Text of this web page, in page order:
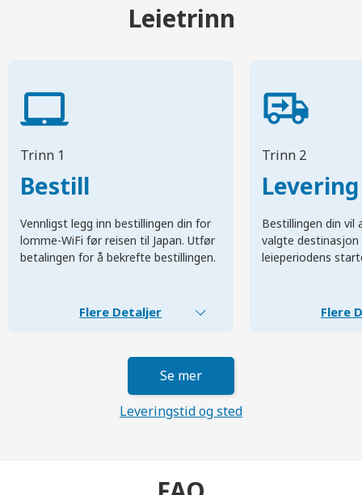
Leietrinn
Trinn 1
Bestill
Vennligst legg inn bestillingen din for
lomme-WiFi før reisen til Japan. Utfør
betalingen for å bekrefte bestillingen.
Flere Detaljer
Trinn 2
Levering
Bestillingen din vil
valgte destinasjon
leieperiodens
Flere
Se mer
Leveringstid og sted